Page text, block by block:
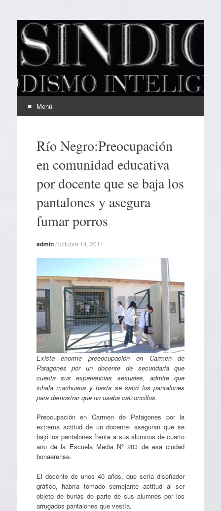
EL SINDICAL
Periodismo Inteligente
Menú
contenidoRío Negro:Preocupación
en comunidad educativa
por docente que se baja los
pantalones y asegura
fumar porros
admin/octubre 14, 2011
Existe enorme preeocupación en Carmen de
Patagones por un docente de secundaria que
cuenta sus experiencias sexuales, admite que
inhala marihuana y hasta se sacó los pantalones
para demostrar que no usaba calzoncillos.
Preocupación en Carmen de Patagones por la
extrema actitud de un docente: aseguran que se
bajó los pantalones frente a sus alumnos de cuarto
año de la Escuela Media Nº 203 de esa ciudad
bonaerense.
El docente de unos 40 años, que sería diseñador
gráfico, habría tomado semejante actitud al ser
objeto de burlas de parte de sus alumnos por los
arrugados pantalones que vestía.